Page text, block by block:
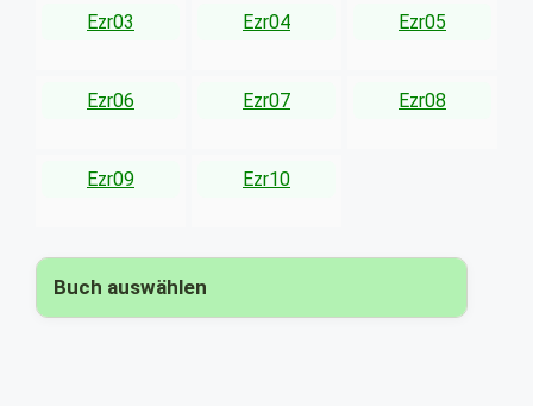
Ezr03 Ezr04 Ezr05
Ezr06 Ezr07 Ezr08
Ezr09 Ezr10
Buch auswählen